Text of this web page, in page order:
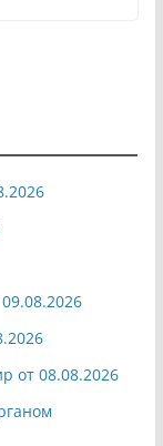
от 08.08.2026